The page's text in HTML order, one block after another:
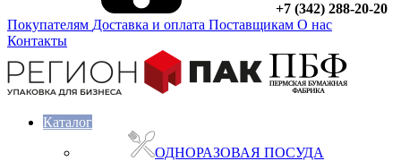
+7 (342) 288-20-20
Покупателям Доставка и оплата Поставщикам О нас
Контакты
Каталог
ОДНОРАЗОВАЯ ПОСУДА